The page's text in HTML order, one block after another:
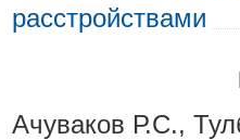
расстройствами
Ачуваков Р.С.,